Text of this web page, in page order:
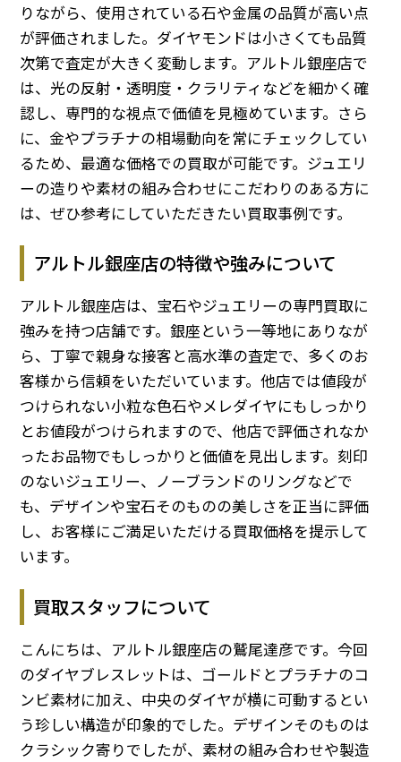
りながら、使用されている石や金属の品質が高い点
が評価されました。ダイヤモンドは小さくても品質
次第で査定が大きく変動します。アルトル銀座店で
は、光の反射・透明度・クラリティなどを細かく確
認し、専門的な視点で価値を見極めています。さら
に、金やプラチナの相場動向を常にチェックしてい
るため、最適な価格での買取が可能です。ジュエリ
ーの造りや素材の組み合わせにこだわりのある方に
は、ぜひ参考にしていただきたい買取事例です。
アルトル銀座店の特徴や強みについて
アルトル銀座店は、宝石やジュエリーの専門買取に
強みを持つ店舗です。銀座という一等地にありなが
ら、丁寧で親身な接客と高水準の査定で、多くのお
客様から信頼をいただいています。他店では値段が
つけられない小粒な色石やメレダイヤにもしっかり
とお値段がつけられますので、他店で評価されなか
ったお品物でもしっかりと価値を見出します。刻印
のないジュエリー、ノーブランドのリングなどで
も、デザインや宝石そのものの美しさを正当に評価
し、お客様にご満足いただける買取価格を提示して
います。
買取スタッフについて
こんにちは、アルトル銀座店の鷲尾達彦です。今回
のダイヤブレスレットは、ゴールドとプラチナのコ
ンビ素材に加え、中央のダイヤが横に可動するとい
う珍しい構造が印象的でした。デザインそのものは
クラシック寄りでしたが、素材の組み合わせや製造